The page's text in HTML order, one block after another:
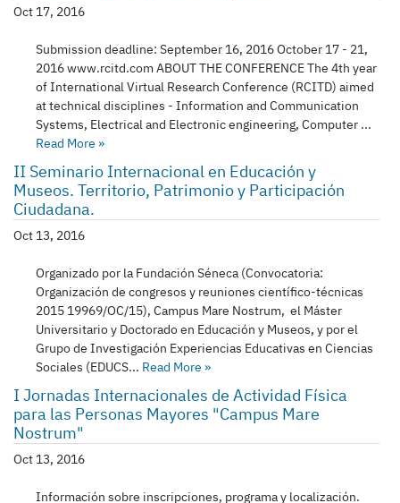
Oct 17, 2016
Submission deadline: September 16, 2016 October 17 - 21,
2016 www.rcitd.com ABOUT THE CONFERENCE The 4th year
of International Virtual Research Conference (RCITD) aimed
at technical disciplines - Information and Communication
Systems, Electrical and Electronic engineering, Computer ...
Read More »
II Seminario Internacional en Educación y
Museos. Territorio, Patrimonio y Participación
Ciudadana.
Oct 13, 2016
Organizado por la Fundación Séneca (Convocatoria:
Organización de congresos y reuniones científico-técnicas
2015 19969/OC/15), Campus Mare Nostrum, el Máster
Universitario y Doctorado en Educación y Museos, y por el
Grupo de Investigación Experiencias Educativas en Ciencias
Sociales (EDUCS... Read More »
I Jornadas Internacionales de Actividad Física
para las Personas Mayores "Campus Mare
Nostrum"
Oct 13, 2016
Información sobre inscripciones, programa y localización.